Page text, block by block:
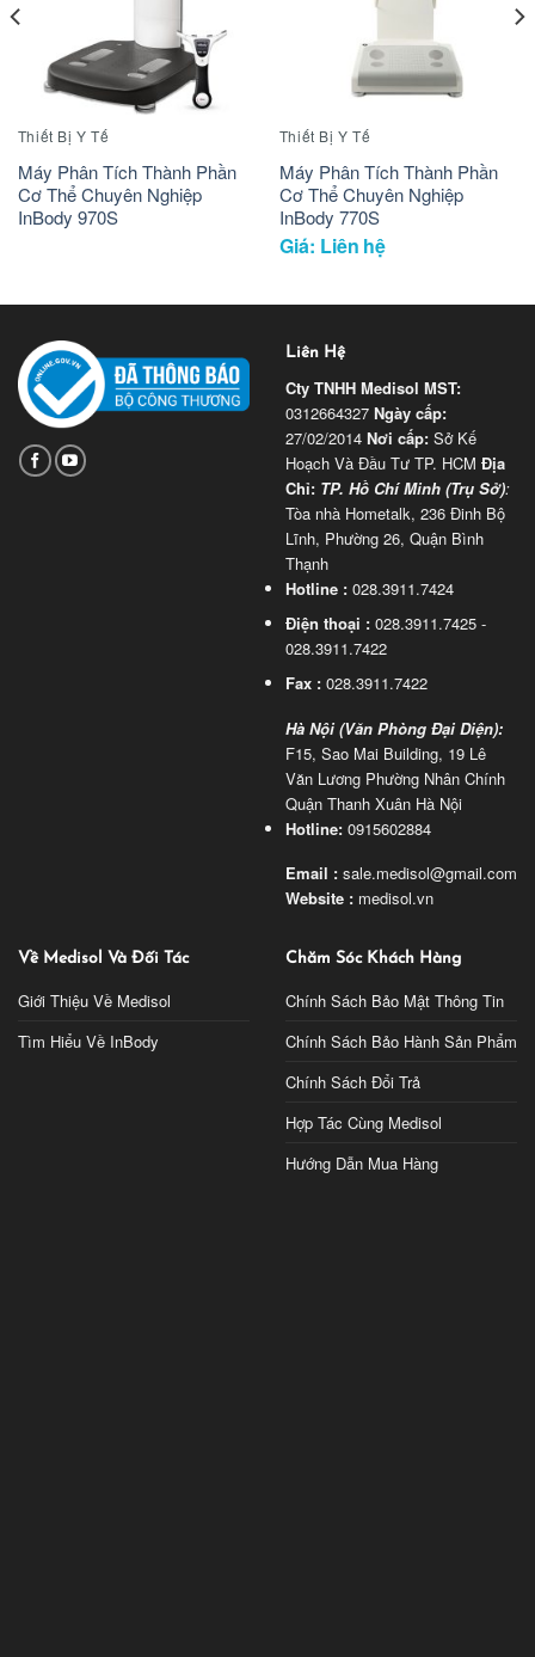
Thiết Bị Y Tế
Máy Phân Tích Thành Phần
Cơ Thể Chuyên Nghiệp
InBody 970S
Thiết Bị Y Tế
Máy Phân Tích Thành Phần
Cơ Thể Chuyên Nghiệp
InBody 770S
Giá: Liên hệ
Liên Hệ
Cty TNHH Medisol MST:
0312664327 Ngày cấp:
27/02/2014 Nơi cấp: Sở Kế
Hoạch Và Đầu Tư TP. HCM Địa
Chỉ: TP. Hồ Chí Minh (Trụ Sở):
Tòa nhà Hometalk, 236 Đinh Bộ
Lĩnh, Phường 26, Quận Bình
Thạnh
Hotline : 028.3911.7424
Điện thoại : 028.3911.7425 -
028.3911.7422
Fax : 028.3911.7422
Hà Nội (Văn Phòng Đại Diện):
F15, Sao Mai Building, 19 Lê
Văn Lương Phường Nhân Chính
Quận Thanh Xuân Hà Nội
Hotline: 0915602884
Email : sale.medisol@gmail.com
Website : medisol.vn
Về Medisol Và Đối Tác
Giới Thiệu Về Medisol
Tìm Hiểu Về InBody
Chăm Sóc Khách Hàng
Chính Sách Bảo Mật Thông Tin
Chính Sách Bảo Hành Sản Phẩm
Chính Sách Đổi Trả
Hợp Tác Cùng Medisol
Hướng Dẫn Mua Hàng